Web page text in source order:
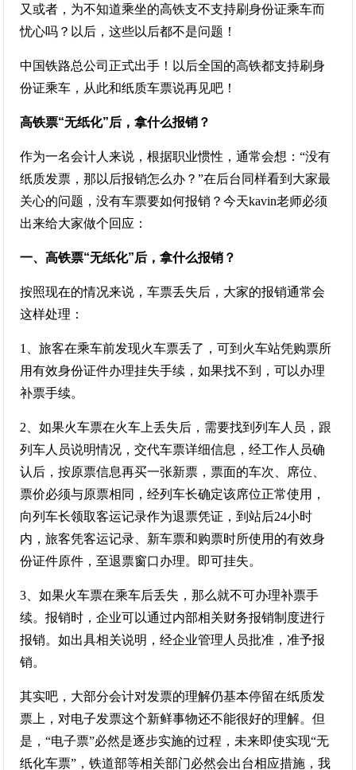
又或者，为不知道乘坐的高铁支不支持刷身份证乘车而
忧心吗？以后，这些以后都不是问题！
中国铁路总公司正式出手！以后全国的高铁都支持刷身
份证乘车，从此和纸质车票说再见吧！
高铁票“无纸化”后，拿什么报销？
作为一名会计人来说，根据职业惯性，通常会想：“没有
纸质发票，那以后报销怎么办？”在后台同样看到大家最
关心的问题，没有车票要如何报销？今天kavin老师必须
出来给大家做个回应：
一、高铁票“无纸化”后，拿什么报销？
按照现在的情况来说，车票丢失后，大家的报销通常会
这样处理：
1、旅客在乘车前发现火车票丢了，可到火车站凭购票所
用有效身份证件办理挂失手续，如果找不到，可以办理
补票手续。
2、如果火车票在火车上丢失后，需要找到列车人员，跟
列车人员说明情况，交代车票详细信息，经工作人员确
认后，按原票信息再买一张新票，票面的车次、席位、
票价必须与原票相同，经列车长确定该席位正常使用，
向列车长领取客运记录作为退票凭证，到站后24小时
内，旅客凭客运记录、新车票和购票时所使用的有效身
份证件原件，至退票窗口办理。即可挂失。
3、如果火车票在乘车后丢失，那么就不可办理补票手
续。报销时，企业可以通过内部相关财务报销制度进行
报销。如出具相关说明，经企业管理人员批准，准予报
销。
其实吧，大部分会计对发票的理解仍基本停留在纸质发
票上，对电子发票这个新鲜事物还不能很好的理解。但
是，“电子票”必然是逐步实施的过程，未来即使实现“无
纸化车票”，铁道部等相关部门必然会出台相应措施，我